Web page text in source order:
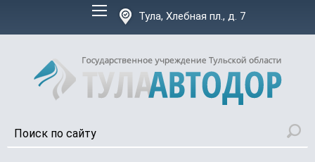
Версия для слабовидящих:
Тула, Хлебная пл., д. 7